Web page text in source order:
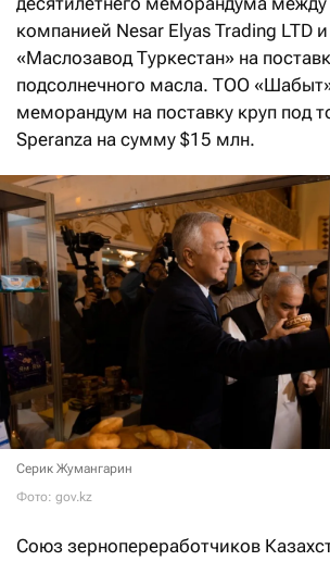
компанией Nesar Elyas Trading LTD
«Маслозавод Туркестан» на
подсолнечного масла. ТОО
меморандум на поставку круп под
Speranza на сумму $15 млн.
Серик Жумангарин
Фото: gov.kz
Союз зернопереработчиков